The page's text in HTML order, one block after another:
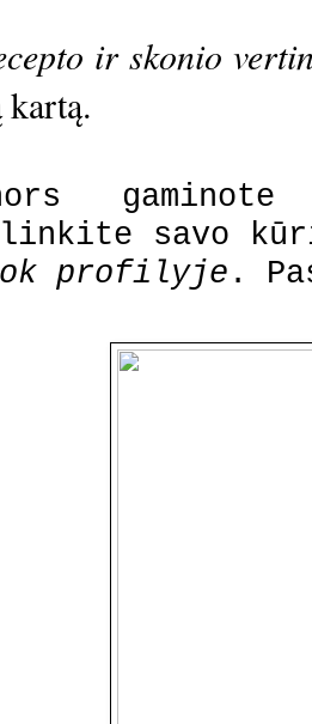
ir skonio
kartą.
savo
profilyje .